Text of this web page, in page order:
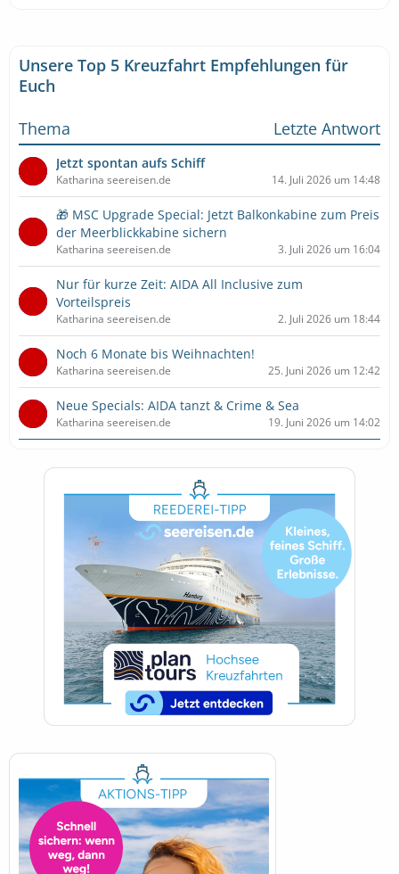
Unsere Top 5 Kreuzfahrt Empfehlungen für
Euch
Thema
Letzte Antwort
Jetzt spontan aufs Schiff
Katharina seereisen.de 14. Juli 2026 um 14:48
🎁 MSC Upgrade Special: Jetzt Balkonkabine zum Preis
der Meerblickkabine sichern
Katharina seereisen.de 3. Juli 2026 um 16:04
Nur für kurze Zeit: AIDA All Inclusive zum
Vorteilspreis
Katharina seereisen.de 2. Juli 2026 um 18:44
Noch 6 Monate bis Weihnachten!
Katharina seereisen.de 25. Juni 2026 um 12:42
Neue Specials: AIDA tanzt & Crime & Sea
Katharina seereisen.de 19. Juni 2026 um 14:02